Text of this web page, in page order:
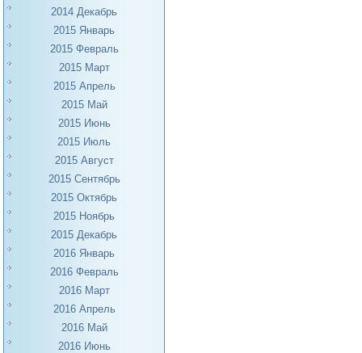
2014 Декабрь
2015 Январь
2015 Февраль
2015 Март
2015 Апрель
2015 Май
2015 Июнь
2015 Июль
2015 Август
2015 Сентябрь
2015 Октябрь
2015 Ноябрь
2015 Декабрь
2016 Январь
2016 Февраль
2016 Март
2016 Апрель
2016 Май
2016 Июнь